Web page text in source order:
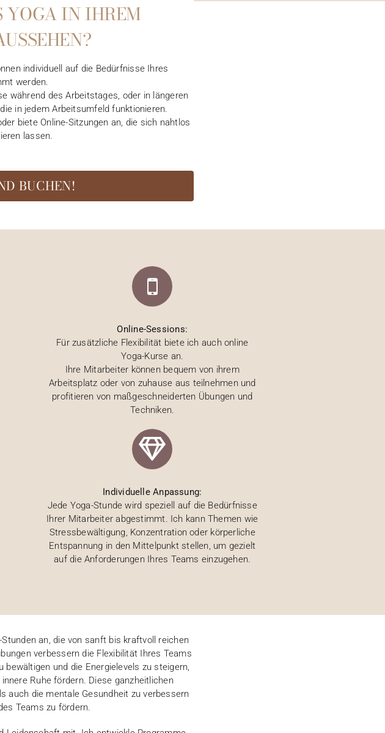
YOGA IN IHREM
individuell auf die Bedürfnisse Ihres
werden.
während des Arbeitstages, oder in längeren
in jedem Arbeitsumfeld funktionieren.
biete Online-Sitzungen an, die sich nahtlos
lassen.
BUCHEN!
Online-Sessions:
Für zusätzliche Flexibilität biete ich auch online
Yoga-Kurse an.
Ihre Mitarbeiter können bequem von ihrem
Arbeitsplatz oder von zuhause aus teilnehmen und
profitieren von maßgeschneiderten Übungen und
Techniken.
Individuelle Anpassung:
Jede Yoga-Stunde wird speziell auf die Bedürfnisse
Ihrer Mitarbeiter abgestimmt. Ich kann Themen wie
Stressbewältigung, Konzentration oder körperliche
Entspannung in den Mittelpunkt stellen, um gezielt
auf die Anforderungen Ihres Teams einzugehen.
an, die von sanft bis kraftvoll reichen
verbessern die Flexibilität Ihres Teams
und die Energielevels zu steigern,
Ruhe fördern. Diese ganzheitlichen
auch die mentale Gesundheit zu verbessern
Teams zu fördern.